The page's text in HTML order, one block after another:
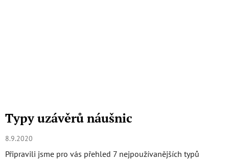
Typy uzávěrů náušnic
8.9.2020
Připravili jsme pro vás přehled 7 nejpoužívanějších typů